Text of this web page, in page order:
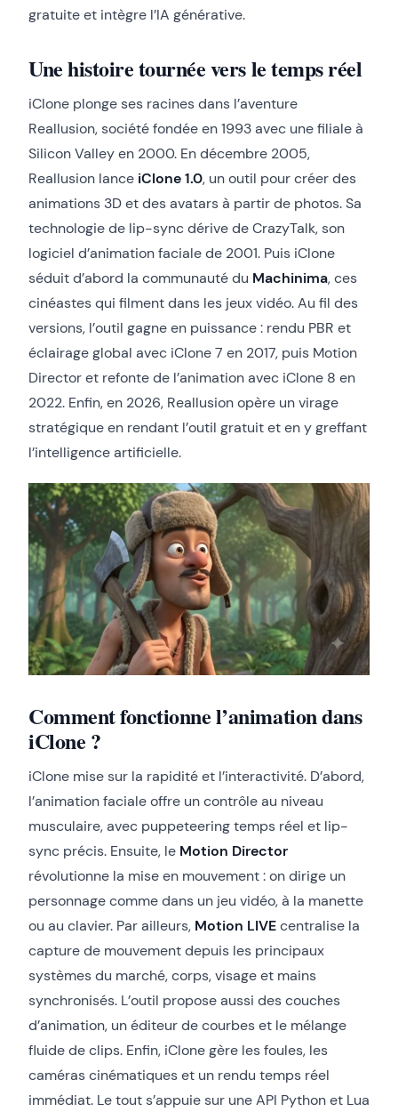
gratuite et intègre l’IA générative.
Une histoire tournée vers le temps réel
iClone plonge ses racines dans l’aventure
Reallusion, société fondée en 1993 avec une filiale à
Silicon Valley en 2000. En décembre 2005,
Reallusion lance iClone 1.0, un outil pour créer des
animations 3D et des avatars à partir de photos. Sa
technologie de lip-sync dérive de CrazyTalk, son
logiciel d’animation faciale de 2001. Puis iClone
séduit d’abord la communauté du Machinima, ces
cinéastes qui filment dans les jeux vidéo. Au fil des
versions, l’outil gagne en puissance : rendu PBR et
éclairage global avec iClone 7 en 2017, puis Motion
Director et refonte de l’animation avec iClone 8 en
2022. Enfin, en 2026, Reallusion opère un virage
stratégique en rendant l’outil gratuit et en y greffant
l’intelligence artificielle.
Comment fonctionne l’animation dans
iClone ?
iClone mise sur la rapidité et l’interactivité. D’abord,
l’animation faciale offre un contrôle au niveau
musculaire, avec puppeteering temps réel et lip-
sync précis. Ensuite, le Motion Director
révolutionne la mise en mouvement : on dirige un
personnage comme dans un jeu vidéo, à la manette
ou au clavier. Par ailleurs, Motion LIVEcentralise la
capture de mouvement depuis les principaux
systèmes du marché, corps, visage et mains
synchronisés. L’outil propose aussi des couches
d’animation, un éditeur de courbes et le mélange
fluide de clips. Enfin, iClone gère les foules, les
caméras cinématiques et un rendu temps réel
immédiat. Le tout s’appuie sur une API Python et Lua